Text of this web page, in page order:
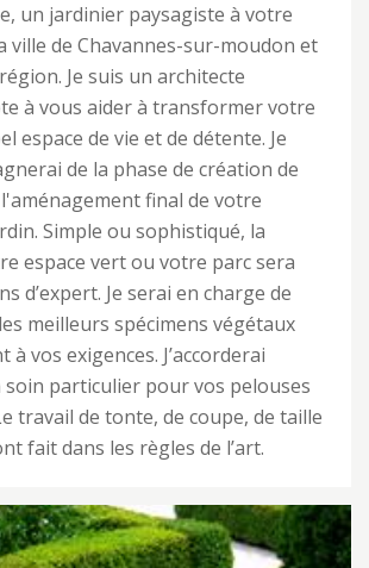
un jardinier paysagiste à votre
ville de Chavannes-sur-moudon et
Je suis un architecte
à vous aider à transformer votre
espace de vie et de détente. Je
de la phase de création de
final de votre
Simple ou sophistiqué, la
espace vert ou votre parc sera
d’expert. Je serai en charge de
meilleurs spécimens végétaux
vos exigences. J’accorderai
particulier pour vos pelouses
travail de tonte, de coupe, de taille
fait dans les règles de l’art.